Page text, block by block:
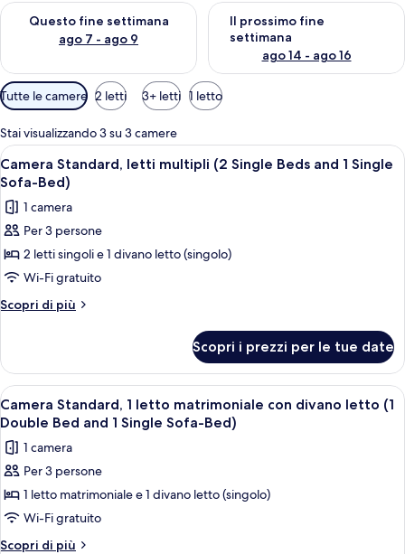
Questo fine settimana
ago 7 - ago 9
Verifica la disponibilità per questo fine settimana, ago 7 - ago
Il prossimo fine
settimana
ago 14 - ago 16
Verifica la disponibilità per il
Filtri
disponibili
per
le
camere
Tutte le camere 2 letti 3+ letti 1 letto
Stai visualizzando 3 su 3 camere
Apri
tutte
le
foto
per
Camera
Standard,
letti
Single
Beds
and
1
Single
Sofa-
Bed)
Camera Standard, letti multipli (2
2
Camera Standard, letti multipli (2 Single Beds and 1 Single
Sofa-Bed)
1 camera
Per 3 persone
2 letti singoli e 1 divano letto (singolo)
Wi-Fi gratuito
Scopri di più
Altri
Standard,
letti
multipli
(2
Beds
and
Single
Sofa-
Scopri i prezzi per le tue date
Apri
tutte
le
foto
per
Camera
Standard,
1
Una camera d'albergo con un letto,
3
Camera Standard, 1 letto matrimoniale con divano letto (1
Double Bed and 1 Single Sofa-Bed)
1 camera
Per 3 persone
1 letto matrimoniale e 1 divano letto (singolo)
Wi-Fi gratuito
Scopri di più
Altri